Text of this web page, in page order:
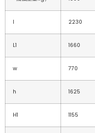
l 2230
L1 1660
w 770
h 1625
H1 1155